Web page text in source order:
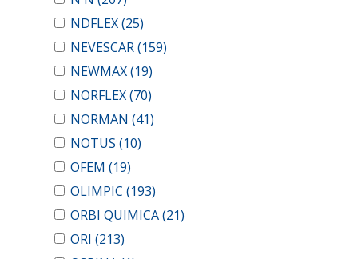
NDFLEX(25)
NEVESCAR(159)
NEWMAX(19)
NORFLEX(70)
NORMAN (41)
NOTUS (10)
OFEM (19)
OLIMPIC (193)
ORBI QUIMICA(21)
ORI (213)